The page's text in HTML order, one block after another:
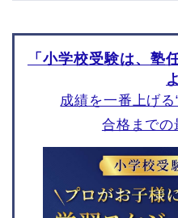
「小学校受験は、塾
成績を一番上げ
合格までの
日本女子大学附属豊明小
学校
小学校
光塩女子学院初等科
東京学芸大学附属竹早小
お茶の水女子大学附属小